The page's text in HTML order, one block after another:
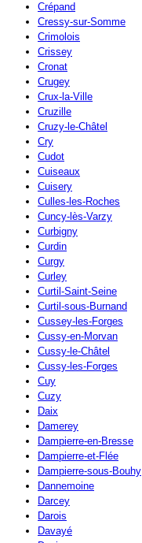
Crépand
Cressy-sur-Somme
Crimolois
Crissey
Cronat
Crugey
Crux-la-Ville
Cruzille
Cruzy-le-Châtel
Cry
Cudot
Cuiseaux
Cuisery
Culles-les-Roches
Cuncy-lès-Varzy
Curbigny
Curdin
Curgy
Curley
Curtil-Saint-Seine
Curtil-sous-Burnand
Cussey-les-Forges
Cussy-en-Morvan
Cussy-le-Châtel
Cussy-les-Forges
Cuy
Cuzy
Daix
Damerey
Dampierre-en-Bresse
Dampierre-et-Flée
Dampierre-sous-Bouhy
Dannemoine
Darcey
Darois
Davayé